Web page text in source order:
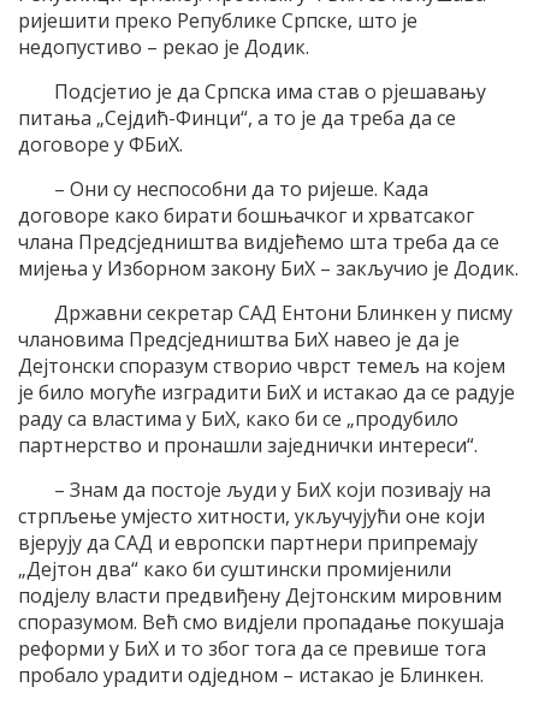
ријешити преко Републике Српске, што је
недопустиво – рекао је Додик.
Подсјетио је да Српска има став о рјешавању
питања „Сејдић-Финци“, а то је да треба да се
договоре у ФБиХ.
– Они су неспособни да то ријеше. Када
договоре како бирати бошњачког и хрватсаког
члана Предсједништва видјећемо шта треба да се
мијења у Изборном закону БиХ – закључио је Додик.
Државни секретар САД Ентони Блинкен у писму
члановима Предсједништва БиХ навео је да је
Дејтонски споразум створио чврст темељ на којем
је било могуће изградити БиХ и истакао да се радује
раду са властима у БиХ, како би се „продубило
партнерство и пронашли заједнички интереси“.
– Знам да постоје људи у БиХ који позивају на
стрпљење умјесто хитности, укључујући оне који
вјерују да САД и европски партнери припремају
„Дејтон два“ како би суштински промијенили
подјелу власти предвиђену Дејтонским мировним
споразумом. Већ смо видјели пропадање покушаја
реформи у БиХ и то због тога да се превише тога
пробало урадити одједном – истакао је Блинкен.